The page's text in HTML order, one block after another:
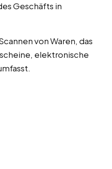
Geschäfts in
von Waren, das
elektronische